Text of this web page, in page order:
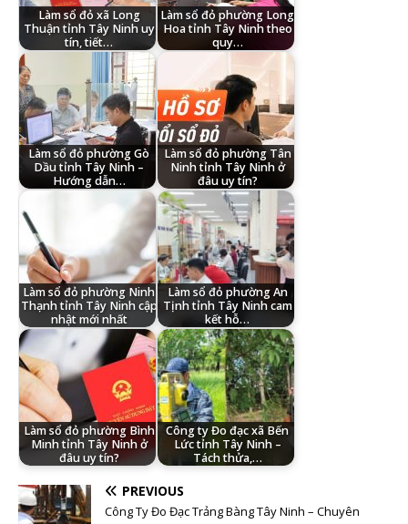
Làm sổ đỏ xã Long
Thuận tỉnh Tây Ninh uy
tín, tiết…
Làm sổ đỏ phường Long
Hoa tỉnh Tây Ninh theo
quy…
Làm sổ đỏ phường Gò
Dầu tỉnh Tây Ninh –
Hướng dẫn…
Làm sổ đỏ phường Tân
Ninh tỉnh Tây Ninh ở
đâu uy tín?
Làm sổ đỏ phường Ninh
Thạnh tỉnh Tây Ninh cập
nhật mới nhất
Làm sổ đỏ phường An
Tịnh tỉnh Tây Ninh cam
kết hỗ…
Làm sổ đỏ phường Bình
Minh tỉnh Tây Ninh ở
đâu uy tín?
Công ty Đo đạc xã Bến
Lức tỉnh Tây Ninh –
Tách thửa,…
PREVIOUS
Công Ty Đo Đạc Trảng Bàng Tây Ninh – Chuyên